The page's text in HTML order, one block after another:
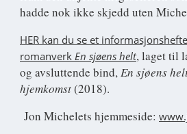
hadde nok ikke skjedd uten
HER kan du se et
romanverk En sjøens helt, laget til
og avsluttende bind,En sjøens
hjemkomst(2018).
Jon Michelets hjemmeside: